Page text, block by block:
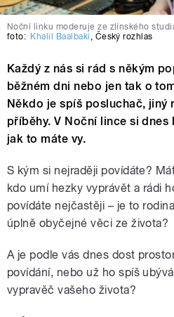
Noční linku moderuje ze zlínského
foto: Khalil Baalbaki , Český rozhlas
Každý z nás si rád s někým
běžném dni nebo jen tak o
Někdo je spíš posluchač, jiný
příběhy. V Noční lince si
jak to máte vy.
S kým si nejraději povídáte?
kdo umí hezky vyprávět a rádi
povídáte nejčastěji – je to
úplně obyčejné věci ze života?
A je podle vás dnes dost
povídání, nebo už ho spíš
vypravěč vašeho života?